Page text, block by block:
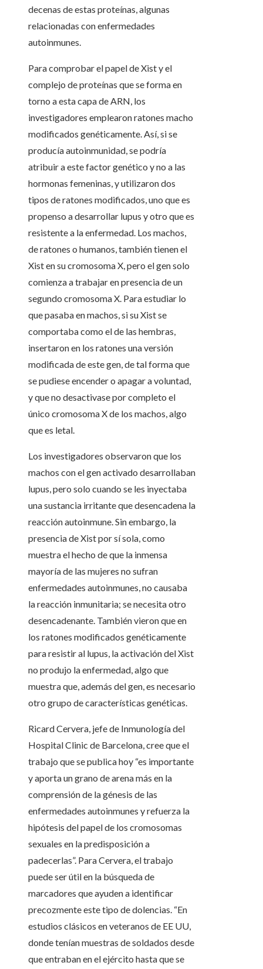
decenas de estas proteínas, algunas
relacionadas con enfermedades
autoinmunes.
Para comprobar el papel de Xist y el
complejo de proteínas que se forma en
torno a esta capa de ARN, los
investigadores emplearon ratones macho
modificados genéticamente. Así, si se
producía autoinmunidad, se podría
atribuir a este factor genético y no a las
hormonas femeninas, y utilizaron dos
tipos de ratones modificados, uno que es
propenso a desarrollar lupus y otro que es
resistente a la enfermedad. Los machos,
de ratones o humanos, también tienen el
Xist en su cromosoma X, pero el gen solo
comienza a trabajar en presencia de un
segundo cromosoma X. Para estudiar lo
que pasaba en machos, si su Xist se
comportaba como el de las hembras,
insertaron en los ratones una versión
modificada de este gen, de tal forma que
se pudiese encender o apagar a voluntad,
y que no desactivase por completo el
único cromosoma X de los machos, algo
que es letal.
Los investigadores observaron que los
machos con el gen activado desarrollaban
lupus, pero solo cuando se les inyectaba
una sustancia irritante que desencadena la
reacción autoinmune. Sin embargo, la
presencia de Xist por sí sola, como
muestra el hecho de que la inmensa
mayoría de las mujeres no sufran
enfermedades autoinmunes, no causaba
la reacción inmunitaria; se necesita otro
desencadenante. También vieron que en
los ratones modificados genéticamente
para resistir al lupus, la activación del Xist
no produjo la enfermedad, algo que
muestra que, además del gen, es necesario
otro grupo de características genéticas.
Ricard Cervera, jefe de Inmunología del
Hospital Clinic de Barcelona, cree que el
trabajo que se publica hoy “es importante
y aporta un grano de arena más en la
comprensión de la génesis de las
enfermedades autoinmunes y refuerza la
hipótesis del papel de los cromosomas
sexuales en la predisposición a
padecerlas”. Para Cervera, el trabajo
puede ser útil en la búsqueda de
marcadores que ayuden a identificar
precozmente este tipo de dolencias. “En
estudios clásicos en veteranos de EE UU,
donde tenían muestras de soldados desde
que entraban en el ejército hasta que se